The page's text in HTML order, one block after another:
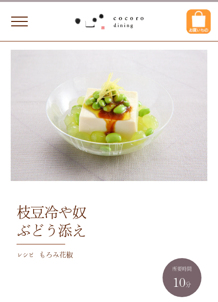
レシピ もろみ花椒
枝豆冷や奴
ぶどう添え
所要時間
10分